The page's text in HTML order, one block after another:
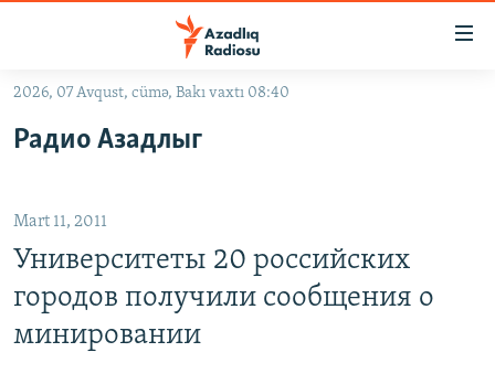
Əsas
qayıt
qayıt
Axtarışa
#İZAHLA
FƏRQƏ BAX
QANUNI DOĞRU
ARAŞDIRMA
2026, 07 Avqust, cümə, Bakı vaxtı 08:40
Радио Азадлыг
Mart 11, 2011
Университеты 20 российских
городов получили сообщения о
минировании